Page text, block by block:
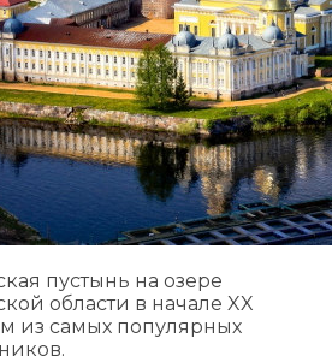
пустынь на озере
области в начале XX
из самых популярных